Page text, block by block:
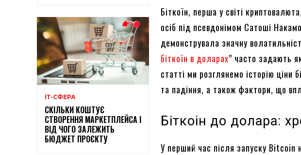
ІТ-СФЕРА
СКІЛЬКИ КОШТУЄ
СТВОРЕННЯ МАРКЕТПЛЕЙСА І
ВІД ЧОГО ЗАЛЕЖИТЬ
БЮДЖЕТ ПРОЄКТУ
Біткоїн, перша у світі
осіб під псевдонімом Сатоші
демонструвала значну
біткоїн в доларах” часто задають
статті ми розглянемо історію ціни
та падіння, а також фактори, що
Біткоін до долара:
У перший час після запуску Bitcoin